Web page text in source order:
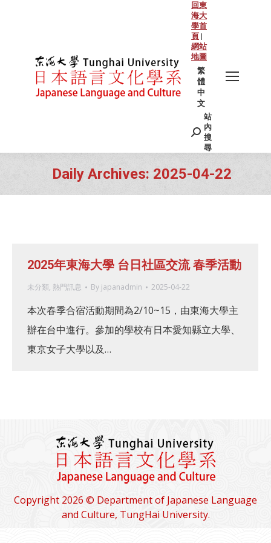
回東
海大
學首
頁 |
網站
地圖
繁
體
中
文
Search:
站
內
搜
尋
Daily Archives: 2025-04-22
You are here:
2025年東海大學 台日社區交流 春季活動
未分類, 熱門訊息 By japanadmin 2025-04-22
本次春季合宿活動期間為2/10~15，由東海大學主
辦在台中進行。參加的學校有日本愛知縣立大學、
東京女子大學以及…
Copyright 2026 © Department of Japanese Language
and Culture, TungHai University.